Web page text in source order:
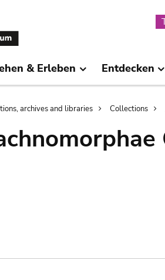
& Erleben Entdecken
archives and libraries Collections